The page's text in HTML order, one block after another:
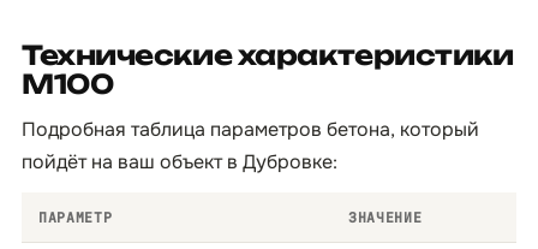
Технические характеристики
М100
Подробная таблица параметров бетона, который
пойдёт на ваш объект в Дубровке:
ПАРАМЕТР ЗНАЧЕНИЕ